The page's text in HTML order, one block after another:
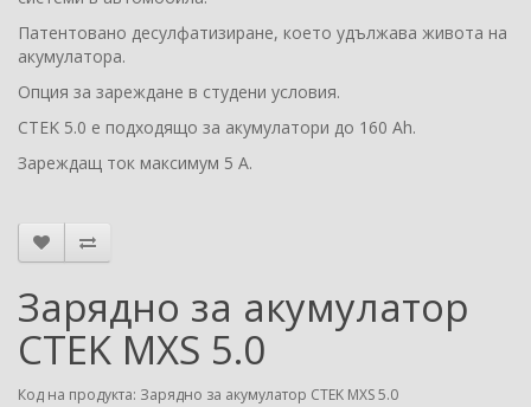
Патентовано десулфатизиране, което удължава живота на
акумулатора.
Опция за зареждане в студени условия.
CTEK 5.0 е подходящо за акумулатори до 160 Ah.
Зареждащ ток максимум 5 А.
Зарядно за акумулатор
CTEK MXS 5.0
Код на продукта: Зарядно за акумулатор CTEK MXS 5.0